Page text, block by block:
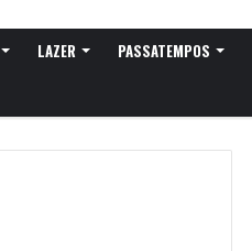
LAZER PASSATEMPOS